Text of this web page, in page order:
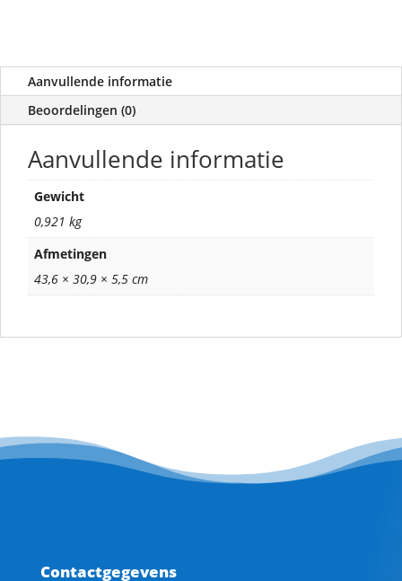
Aanvullende informatie
Beoordelingen (0)
Aanvullende informatie
Gewicht
0,921 kg
Afmetingen
43,6 × 30,9 × 5,5 cm
Contactgegevens